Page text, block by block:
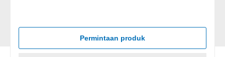
Permintaan produk